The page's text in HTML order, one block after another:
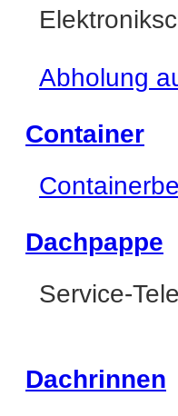
Abholung
Container
Dachpappe
Service-
Dachrinnen